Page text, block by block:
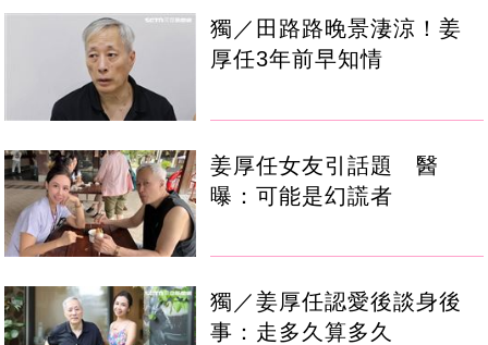
獨／田路路晚景淒涼！姜
厚任3年前早知情
姜厚任女友引話題 醫
曝：可能是幻謊者
獨／姜厚任認愛後談身後
事：走多久算多久